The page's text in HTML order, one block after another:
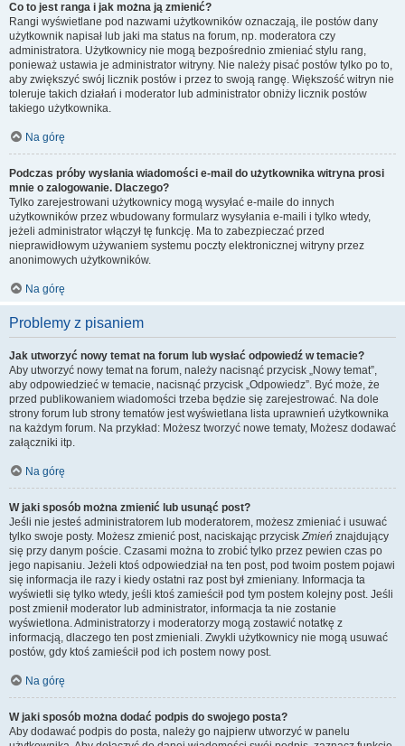
Co to jest ranga i jak można ją zmienić?
Rangi wyświetlane pod nazwami użytkowników oznaczają, ile postów dany
użytkownik napisał lub jaki ma status na forum, np. moderatora czy
administratora. Użytkownicy nie mogą bezpośrednio zmieniać stylu rang,
ponieważ ustawia je administrator witryny. Nie należy pisać postów tylko po to,
aby zwiększyć swój licznik postów i przez to swoją rangę. Większość witryn nie
toleruje takich działań i moderator lub administrator obniży licznik postów
takiego użytkownika.
Na górę
Podczas próby wysłania wiadomości e-mail do użytkownika witryna prosi
mnie o zalogowanie. Dlaczego?
Tylko zarejestrowani użytkownicy mogą wysyłać e-maile do innych
użytkowników przez wbudowany formularz wysyłania e-maili i tylko wtedy,
jeżeli administrator włączył tę funkcję. Ma to zabezpieczać przed
nieprawidłowym używaniem systemu poczty elektronicznej witryny przez
anonimowych użytkowników.
Na górę
Problemy z pisaniem
Jak utworzyć nowy temat na forum lub wysłać odpowiedź w temacie?
Aby utworzyć nowy temat na forum, należy nacisnąć przycisk „Nowy temat”,
aby odpowiedzieć w temacie, nacisnąć przycisk „Odpowiedz”. Być może, że
przed publikowaniem wiadomości trzeba będzie się zarejestrować. Na dole
strony forum lub strony tematów jest wyświetlana lista uprawnień użytkownika
na każdym forum. Na przykład: Możesz tworzyć nowe tematy, Możesz dodawać
załączniki itp.
Na górę
W jaki sposób można zmienić lub usunąć post?
Jeśli nie jesteś administratorem lub moderatorem, możesz zmieniać i usuwać
tylko swoje posty. Możesz zmienić post, naciskając przyciskZmień znajdujący
się przy danym poście. Czasami można to zrobić tylko przez pewien czas po
jego napisaniu. Jeżeli ktoś odpowiedział na ten post, pod twoim postem pojawi
się informacja ile razy i kiedy ostatni raz post był zmieniany. Informacja ta
wyświetli się tylko wtedy, jeśli ktoś zamieścił pod tym postem kolejny post. Jeśli
post zmienił moderator lub administrator, informacja ta nie zostanie
wyświetlona. Administratorzy i moderatorzy mogą zostawić notatkę z
informacją, dlaczego ten post zmieniali. Zwykli użytkownicy nie mogą usuwać
postów, gdy ktoś zamieścił pod ich postem nowy post.
Na górę
W jaki sposób można dodać podpis do swojego posta?
Aby dodawać podpis do posta, należy go najpierw utworzyć w panelu